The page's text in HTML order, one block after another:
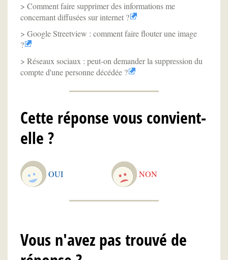
Comment faire supprimer des informations me
concernant diffusées sur internet ?
Google Streetview : comment faire flouter une image
?
Réseaux sociaux : peut-on demander la suppression du
compte d'une personne décédée ?
Cette réponse vous convient-
elle ?
OUI NON
Vous n'avez pas trouvé de